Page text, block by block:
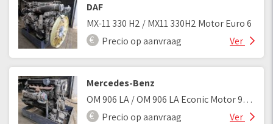
DAF
MX-11 330 H2 / MX11 330H2 Motor Euro 6
Precio op aanvraag
Ver
Mercedes-Benz
OM 906 LA / OM 906 LA Econic Motor 906.925
Precio op aanvraag
Ver